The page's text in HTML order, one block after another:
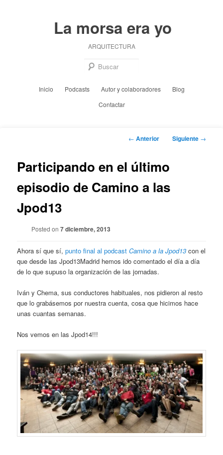
La morsa era yo
ARQUITECTURA
Inicio Podcasts Autor y colaboradores
Blog
Contactar
Navegación
← Anterior Siguiente →
Participando en el último
episodio de Camino a las
Jpod13
Posted on 7 diciembre, 2013
Ahora sí que sí,punto final al podcastCamino a la Jpod13 con el
que desde las Jpod13Madrid hemos ido comentado el día a día
de lo que supuso la organización de las jornadas.
Iván y Chema, sus conductores habituales, nos pidieron al resto
que lo grabásemos por nuestra cuenta, cosa que hicimos hace
unas cuantas semanas.
Nos vemos en las Jpod14!!!